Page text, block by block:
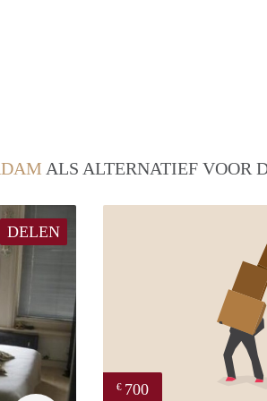
ALS ALTERNATIEF VOOR
DELEN
€ 700